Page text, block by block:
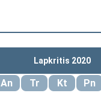
Lapkritis 2020
An Tr Kt Pn